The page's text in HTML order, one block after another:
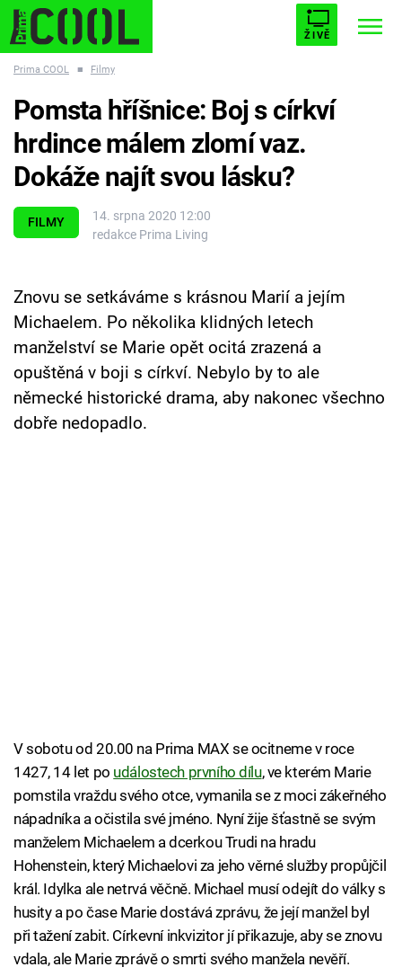
ŽIVĚ
ESCAPE PLNEJ KOTEL AVENGERS 5
Témata
Seriály
Hry
Cool Esport
Prima COOL ■ Filmy
FILMY
14. srpna 2020 12:00
redakce Prima Living
Pomsta hříšnice: Boj s církví
hrdince málem zlomí vaz.
Dokáže najít svou lásku?
Znovu se setkáváme s krásnou Marií a jejím
Michaelem. Po několika klidných letech
manželství se Marie opět ocitá zrazená a
opuštěná v boji s církví. Nebylo by to ale
německé historické drama, aby nakonec všechno
dobře nedopadlo.
V sobotu od 20.00 na Prima MAX se ocitneme v roce
1427, 14 let po událostech prvního dílu, ve kterém Marie
pomstila vraždu svého otce, vymanila se z moci zákeřného
nápadníka a očistila své jméno. Nyní žije šťastně se svým
manželem Michaelem a dcerkou Trudi na hradu
Hohenstein, který Michaelovi za jeho věrné služby propůjčil
král. Idylka ale netrvá věčně. Michael musí odejít do války s
husity a po čase Marie dostává zprávu, že její manžel byl
při tažení zabit. Církevní inkvizitor jí přikazuje, aby se znovu
vdala, ale Marie zprávě o smrti svého manžela nevěří.